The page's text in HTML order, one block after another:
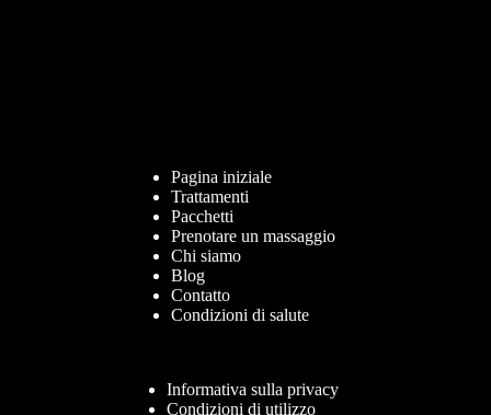
Pagina iniziale
Trattamenti
Pacchetti
Prenotare un massaggio
Chi siamo
Blog
Contatto
Condizioni di salute
Informativa sulla privacy
Condizioni di utilizzo